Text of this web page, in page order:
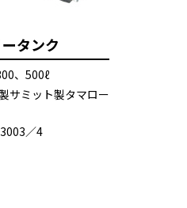
タンク
、500ℓ
サミット製タマロー
／4